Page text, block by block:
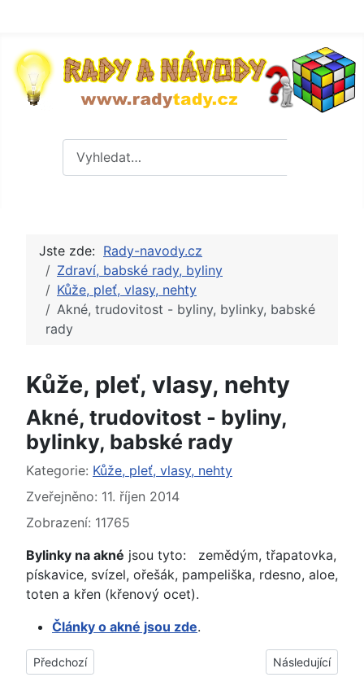
Jste zde: Rady-navody.cz
Zdraví, babské rady, byliny
Kůže, pleť, vlasy, nehty
Akné, trudovitost - byliny, bylinky, babské
rady
Kůže, pleť, vlasy, nehty
Akné, trudovitost - byliny,
bylinky, babské rady
Základní údaje
Kategorie: Kůže, pleť, vlasy, nehty
Zveřejněno: 11. říjen 2014
Zobrazení: 11765
Bylinky na akné jsou tyto: zemědým, třapatovka,
pískavice, svízel, ořešák, pampeliška, rdesno, aloe,
toten a křen (křenový ocet).
Články o akné jsou zde.
Předchozí článek: Opar rtu - byliny, bylinky, babské rady,
Předchozí Další článek:
Následující